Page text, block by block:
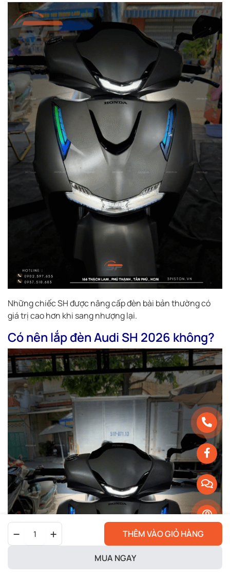
Audi
SH
THÊM VÀO GIỎ HÀNG
MUA NGAY
Những chiếc SH được nâng cấp đèn bài bản thường có
giá trị cao hơn khi sang nhượng lại.
Có nên lắp đèn Audi SH 2026 không?